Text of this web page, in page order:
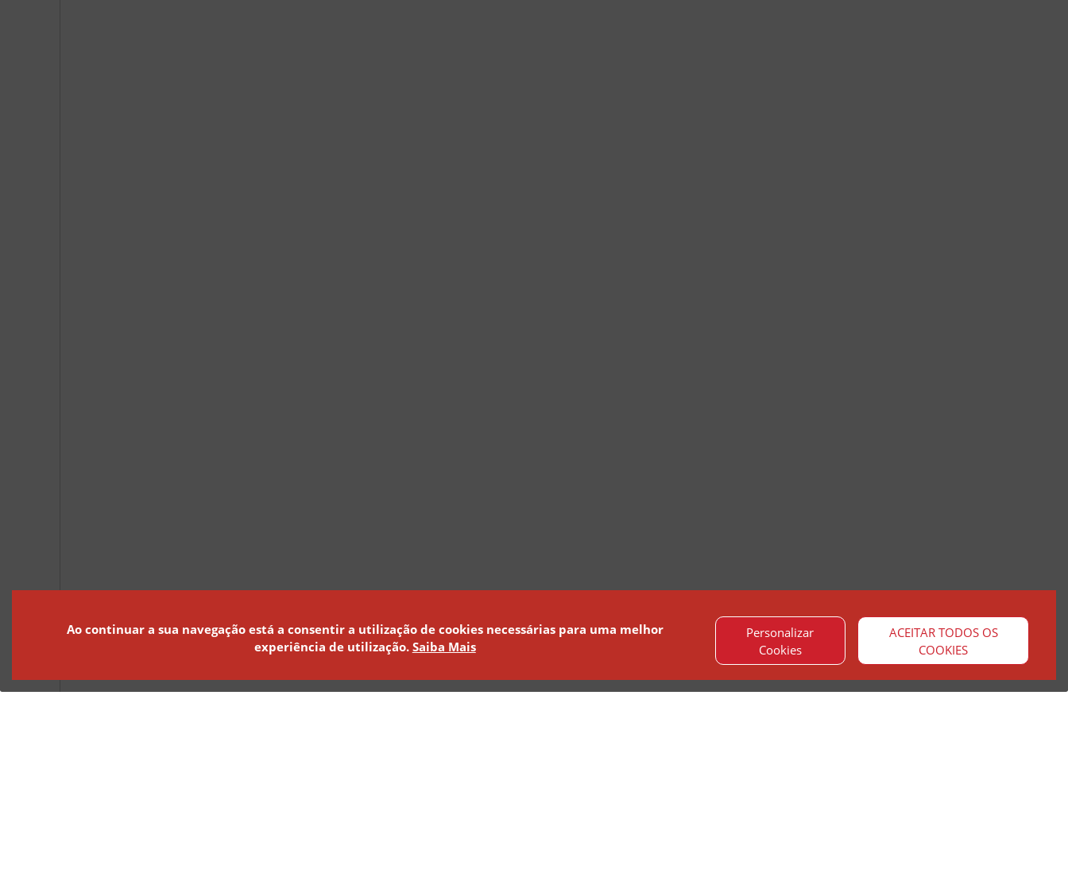
Ao continuar a sua navegação está a consentir a utilização de cookies necessárias para uma melhor
experiência de utilização. Saiba Mais
Personalizar
Cookies
ACEITAR TODOS OS
COOKIES